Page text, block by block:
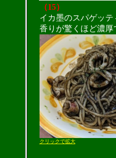
（15）
イカ墨のスパゲッ
香りが驚くほど濃厚
クリックで拡大